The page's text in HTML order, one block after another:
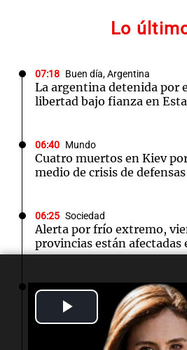
Play
Video
Lo
07:18 Buen día, Argentina
La argentina detenida por
libertad bajo fianza en
06:40 Mundo
Cuatro muertos en Kiev
medio de crisis de
06:25 Sociedad
Alerta por frío extremo,
provincias están afectadas
06:05 Cadena 3 Mundo
Todd Blanche fue
de Justicia de Trump en